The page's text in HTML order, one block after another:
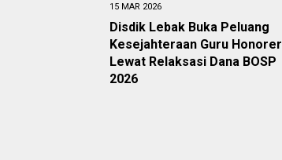
15 MAR 2026
Disdik Lebak Buka Peluang
Kesejahteraan Guru Honorer
Lewat Relaksasi Dana BOSP
2026